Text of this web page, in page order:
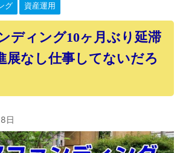
グ 資産運用
ディング10ヶ月ぶり延滞
展なし仕事してないだろ
日